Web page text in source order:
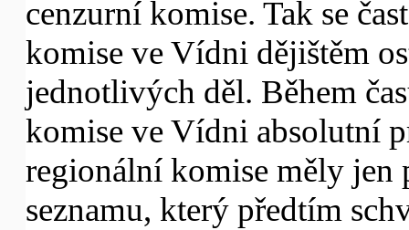
cenzurní komise. Tak se
komise ve Vídni dějištěm
jednotlivých děl. Během
komise ve Vídni absolutní
regionální komise měly
seznamu, který předtím